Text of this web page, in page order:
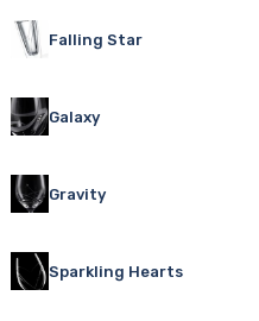
Falling Star
Galaxy
Gravity
Sparkling Hearts